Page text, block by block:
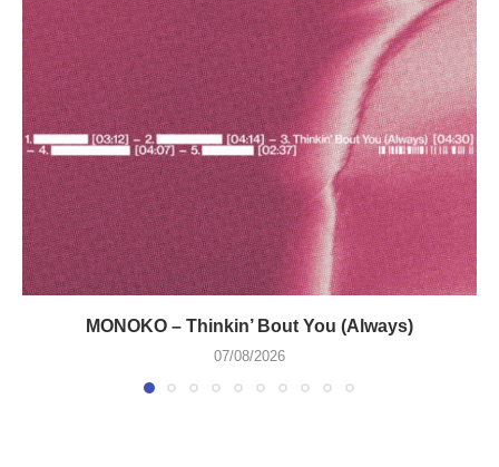
MONOKO – Thinkin’ Bout You (Always)
07/08/2026